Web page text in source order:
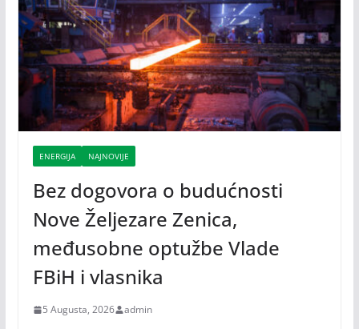
ENERGIJA NAJNOVIJE
Bez dogovora o budućnosti
Nove Željezare Zenica,
međusobne optužbe Vlade
FBiH i vlasnika
5 Augusta, 2026 admin